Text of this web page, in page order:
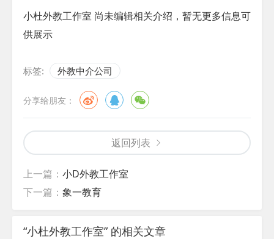
小杜外教工作室 尚未编辑相关介绍，暂无更多信息可
供展示
标签: 外教中介公司
分享给朋友：
返回列表
上一篇： 小D外教工作室
下一篇： 象一教育
“小杜外教工作室” 的相关文章